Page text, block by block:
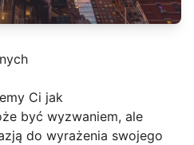
Ci jak
być wyzwaniem, ale
do wyrażenia swojego